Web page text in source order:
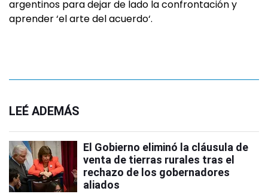
argentinos para dejar de lado la confrontación y
aprender ‘el arte del acuerdo‘.
LEÉ ADEMÁS
El Gobierno eliminó la cláusula de
venta de tierras rurales tras el
rechazo de los gobernadores
aliados